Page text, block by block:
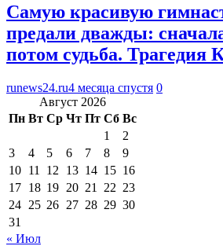
Самую красивую
предали дважды:
потом судьба. Трагедия
runews24.ru4 месяца спустя 0
Август 2026
Пн Вт Ср Чт Пт Сб Вс
1
2
3
4 5 6 7 8
9
10 11 12 13 14 15 16
17 18 19 20 21 22 23
24 25 26 27 28 29 30
31
« Июл